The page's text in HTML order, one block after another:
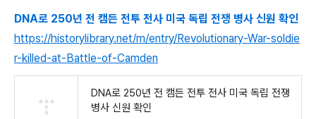
DNA로 250년 전 캠든 전투 전사 미국 독립 전쟁 병사 신원 확인
https://historylibrary.net/m/entry/Revolutionary-War-soldie
r-killed-at-Battle-of-Camden
DNA로 250년 전 캠든 전투 전사 미국 독립 전쟁
병사 신원 확인